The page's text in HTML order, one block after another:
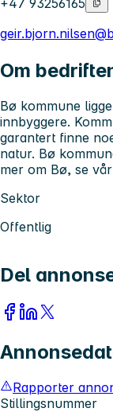
+47 93256165
Om
Bø kommune
innbyggere.
garantert finne
natur. Bø
mer om Bø, se
Sektor
Offentlig
Del
Rapporter
Stillingsnummer